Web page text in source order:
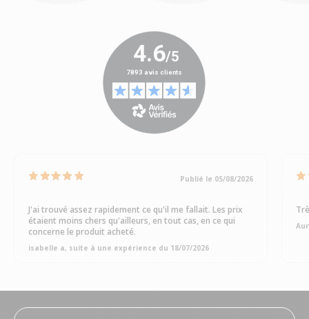
Publié le 05/08/2026
J'ai trouvé assez rapidement ce qu'il me fallait. Les prix
étaient moins chers qu'ailleurs, en tout cas, en ce qui
concerne le produit acheté.
isabelle a, suite à une expérience du 18/07/2026